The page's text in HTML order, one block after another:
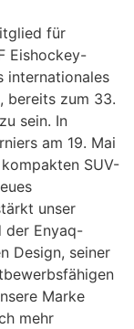
für
Eishockey-
internationales
bereits zum 33.
sein. In
am 19. Mai
SUV-
unser
der Enyaq-
Design, seiner
Marke
mehr